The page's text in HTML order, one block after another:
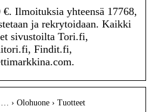
€. Ilmoituksia yhteensä 17768,
ja rekrytoidaan. Kaikki
sivustoilta Tori.fi,
Findit.fi,
› Olohuone › Tuotteet